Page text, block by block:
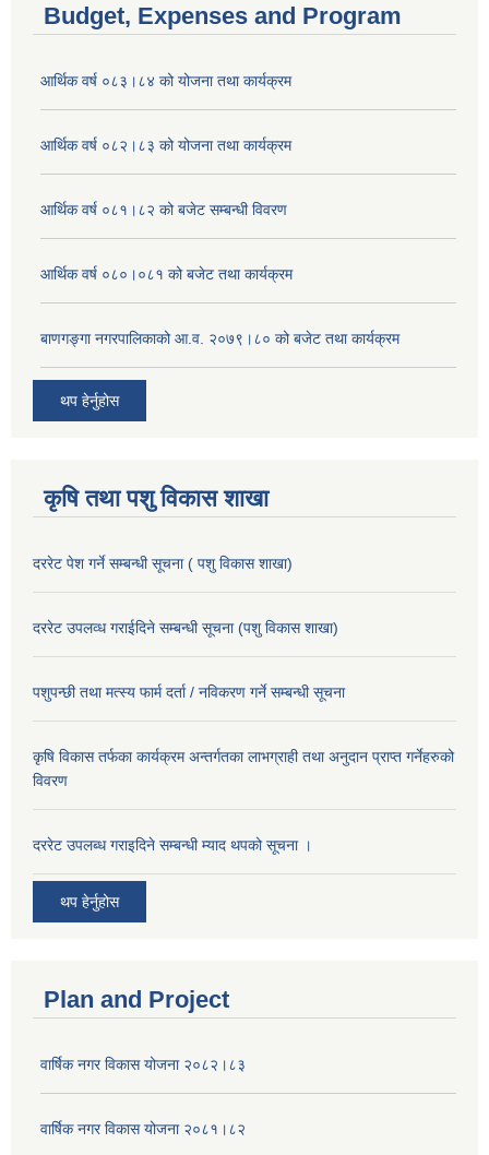
Budget, Expenses and Program
आर्थिक वर्ष ०८३।८४ को योजना तथा कार्यक्रम
आर्थिक वर्ष ०८२।८३ को योजना तथा कार्यक्रम
आर्थिक वर्ष ०८१।८२ को बजेट सम्बन्धी विवरण
आर्थिक वर्ष ०८०।०८१ को बजेट तथा कार्यक्रम
बाणगङ्गा नगरपालिकाको आ.व. २०७९।८० को बजेट तथा कार्यक्रम
थप हेर्नुहोस
कृषि तथा पशु विकास शाखा
दररेट पेश गर्ने सम्बन्धी सूचना ( पशु विकास शाखा)
दररेट उपलव्ध गराईदिने सम्बन्धी सूचना (पशु विकास शाखा)
पशुपन्छी तथा मत्स्य फार्म दर्ता / नविकरण गर्ने सम्बन्धी सूचना
कृषि विकास तर्फका कार्यक्रम अन्तर्गतका लाभग्राही तथा अनुदान प्राप्त गर्नेहरुको
विवरण
दररेट उपलब्ध गराइदिने सम्बन्धी म्याद थपको सूचना ।
थप हेर्नुहोस
Plan and Project
वार्षिक नगर विकास योजना २०८२।८३
वार्षिक नगर विकास योजना २०८१।८२